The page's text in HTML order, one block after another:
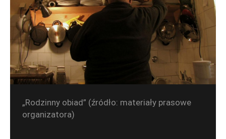
„Rodzinny obiad” (źródło: materiały prasowe
organizatora)